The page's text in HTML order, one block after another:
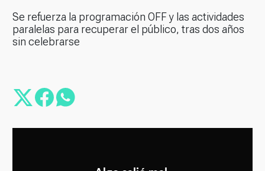
Se refuerza la programación OFF y las actividades
paralelas para recuperar el público, tras dos años
sin celebrarse